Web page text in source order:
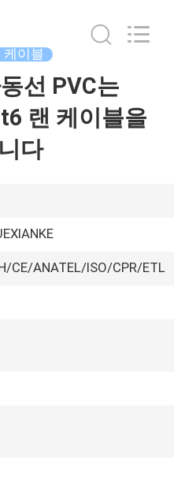
케이블
선 PVC는
랜 케이블을
다
CE/ANATEL/ISO/CPR/ETL